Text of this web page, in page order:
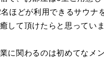
ほどが利用できるサウナ
して頂けたらと思っていま
に関わるのは初めてなメ